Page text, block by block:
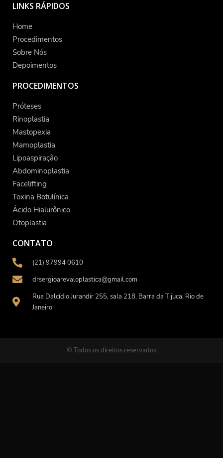
LINKS RÁPIDOS
Home
Procedimentos
Sobre Nós
Depoimentos
PROCEDIMENTOS
Próteses
Rinoplastia
Mastopexia
Mamoplastia
Lipoaspiração
Abdominoplastia
Facelifting
Toxina Botulínica
Ácido Hialurônico
Otoplastia
CONTATO
(21) 97994 0610
drsergioarevaloplastica@gmail.com
Rua Dalcídio Jurandir 255, sala 218. Barra da Tijuca, Rio de
Janeiro
© Todos os direitos reservados